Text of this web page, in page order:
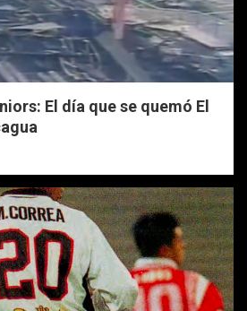
El día que se quemó El